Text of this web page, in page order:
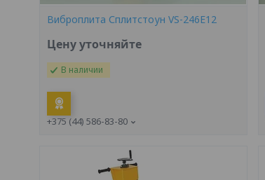
Виброплита Сплитстоун VS-246E12
Цену уточняйте
В наличии
+375 (44) 586-83-80